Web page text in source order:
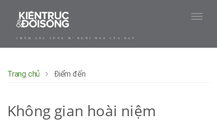
Trang chủ Điểm đến
Không gian hoài niệm